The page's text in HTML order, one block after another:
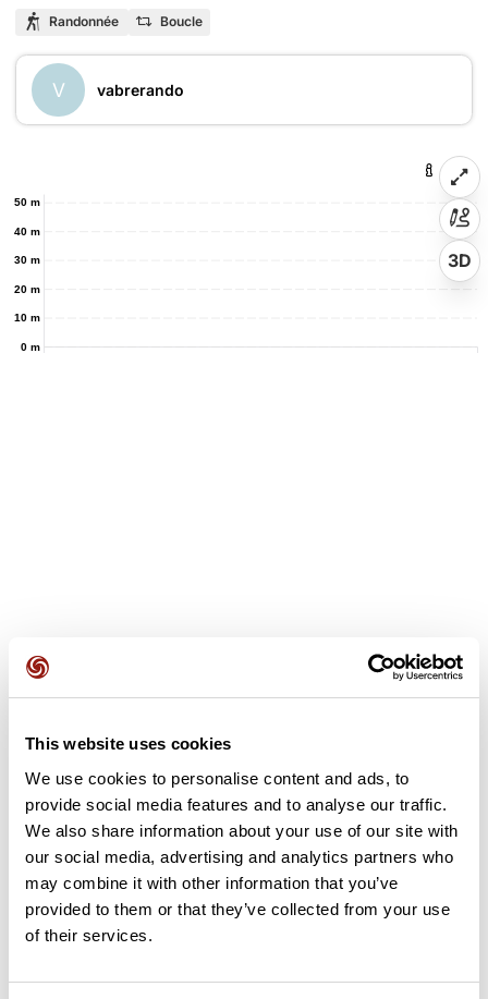
This website uses cookies
We use cookies to personalise content and ads, to
provide social media features and to analyse our traffic.
We also share information about your use of our site with
our social media, advertising and analytics partners who
may combine it with other information that you’ve
provided to them or that they’ve collected from your use
of their services.
Randonnée Boucle
V vabrerando
0 m
10 m
20 m
30 m
40 m
50 m
3D
Avis des utilisateurs
Soyez le premier à ajouter un avis !
Ajouter un avis